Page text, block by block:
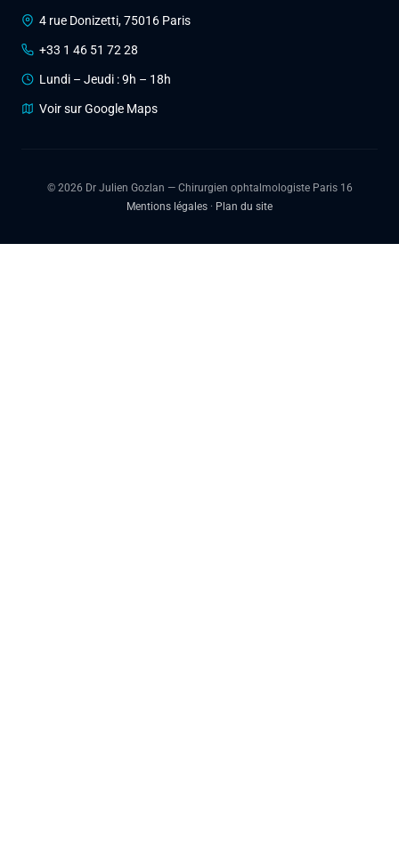
4 rue Donizetti, 75016 Paris
+33 1 46 51 72 28
Lundi – Jeudi : 9h – 18h
Voir sur Google Maps
© 2026 Dr Julien Gozlan — Chirurgien ophtalmologiste Paris 16
Mentions légales · Plan du site